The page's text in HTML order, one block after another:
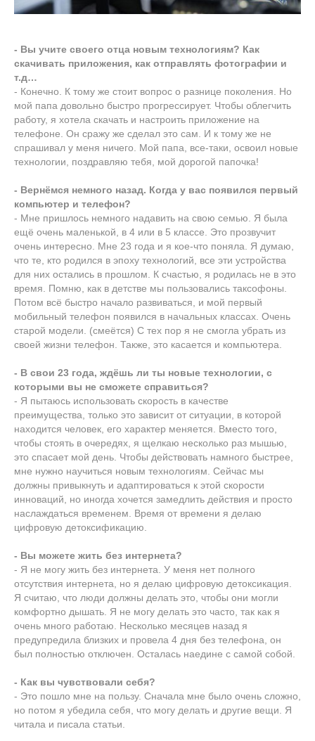
- Вы учите своего отца новым технологиям? Как
скачивать приложения, как отправлять фотографии и
т.д…
- Конечно. К тому же стоит вопрос о разнице поколения. Но
мой папа довольно быстро прогрессирует. Чтобы облегчить
работу, я хотела скачать и настроить приложение на
телефоне. Он сражу же сделал это сам. И к тому же не
спрашивал у меня ничего. Мой папа, все-таки, освоил новые
технологии, поздравляю тебя, мой дорогой папочка!
- Вернёмся немного назад. Когда у вас появился первый
компьютер и телефон?
- Мне пришлось немного надавить на свою семью. Я была
ещё очень маленькой, в 4 или в 5 классе. Это прозвучит
очень интересно. Мне 23 года и я кое-что поняла. Я думаю,
что те, кто родился в эпоху технологий, все эти устройства
для них остались в прошлом. К счастью, я родилась не в это
время. Помню, как в детстве мы пользовались таксофоны.
Потом всё быстро начало развиваться, и мой первый
мобильный телефон появился в начальных классах. Очень
старой модели. (смеётся) С тех пор я не смогла убрать из
своей жизни телефон. Также, это касается и компьютера.
- В свои 23 года, ждёшь ли ты новые технологии, с
которыми вы не сможете справиться?
- Я пытаюсь использовать скорость в качестве
преимущества, только это зависит от ситуации, в которой
находится человек, его характер меняется. Вместо того,
чтобы стоять в очередях, я щелкаю несколько раз мышью,
это спасает мой день. Чтобы действовать намного быстрее,
мне нужно научиться новым технологиям. Сейчас мы
должны привыкнуть и адаптироваться к этой скорости
инноваций, но иногда хочется замедлить действия и просто
наслаждаться временем. Время от времени я делаю
цифровую детоксификацию.
- Вы можете жить без интернета?
- Я не могу жить без интернета. У меня нет полного
отсутствия интернета, но я делаю цифровую детоксикация.
Я считаю, что люди должны делать это, чтобы они могли
комфортно дышать. Я не могу делать это часто, так как я
очень много работаю. Несколько месяцев назад я
предупредила близких и провела 4 дня без телефона, он
был полностью отключен. Осталась наедине с самой собой.
- Как вы чувствовали себя?
- Это пошло мне на пользу. Сначала мне было очень сложно,
но потом я убедила себя, что могу делать и другие вещи. Я
читала и писала статьи.